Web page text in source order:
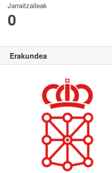
Jarraitzaileak
0
Erakundea